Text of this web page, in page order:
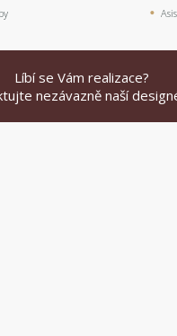
Líbí se Vám realizace?
nezávazně naší